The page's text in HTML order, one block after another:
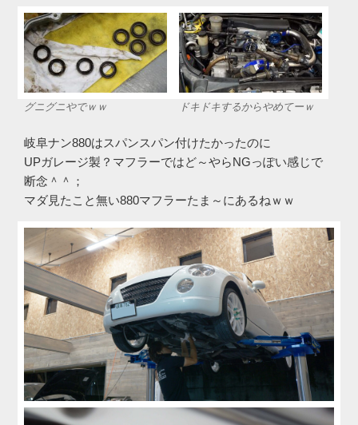
グニグニやでｗｗ ドキドキするからやめてーｗ
岐阜ナン880はスパンスパン付けたかったのに
UPガレージ製？マフラーではど～やらNGっぽい感じで
断念＾＾；
マダ見たこと無い880マフラーたま～にあるねｗｗ